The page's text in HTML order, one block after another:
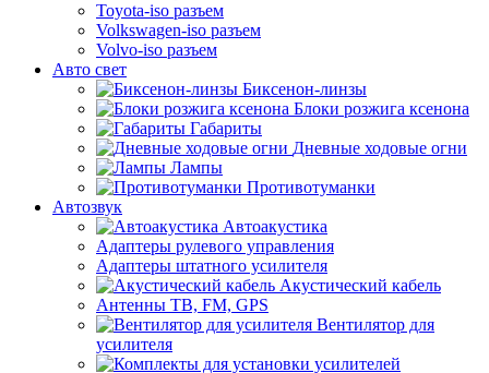
Toyota-iso разъем
Volkswagen-iso разъем
Volvo-iso разъем
Авто свет
Биксенон-линзы
Блоки розжига ксенона
Габариты
Дневные ходовые огни
Лампы
Противотуманки
Автозвук
Автоакустика
Адаптеры рулевого управления
Адаптеры штатного усилителя
Акустический кабель
Антенны ТВ, FM, GPS
Вентилятор для
усилителя